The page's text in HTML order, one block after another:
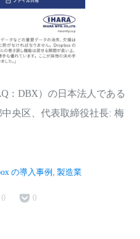
：DBX）の日本法人である
中央区、代表取締役社長: 梅
の導入事例 製造業
0 0